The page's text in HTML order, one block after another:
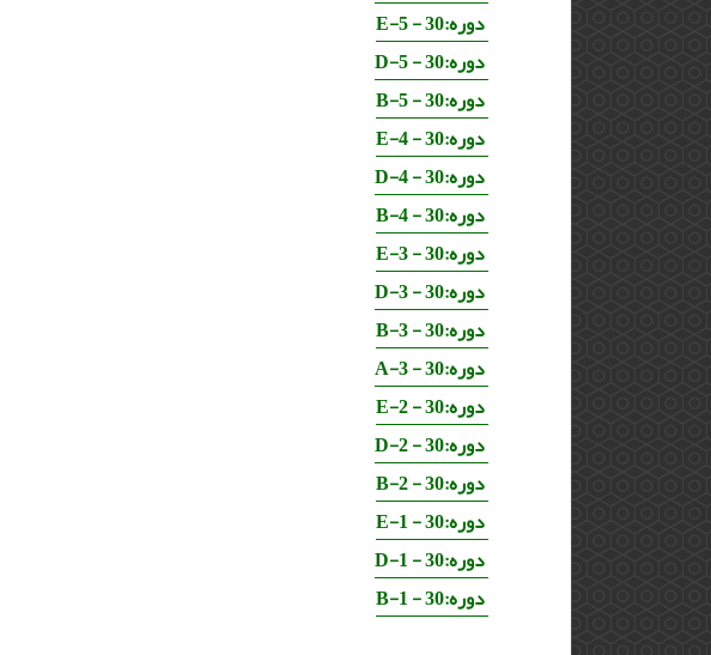
دوره:30 - 5-E
دوره:30 - 5-D
دوره:30 - 5-B
دوره:30 - 4-E
دوره:30 - 4-D
دوره:30 - 4-B
دوره:30 - 3-E
دوره:30 - 3-D
دوره:30 - 3-B
دوره:30 - 3-A
دوره:30 - 2-E
دوره:30 - 2-D
دوره:30 - 2-B
دوره:30 - 1-E
دوره:30 - 1-D
دوره:30 - 1-B